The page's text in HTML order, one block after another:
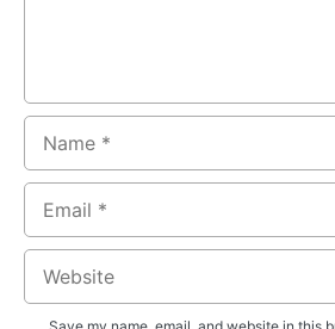
Name
Email
Website